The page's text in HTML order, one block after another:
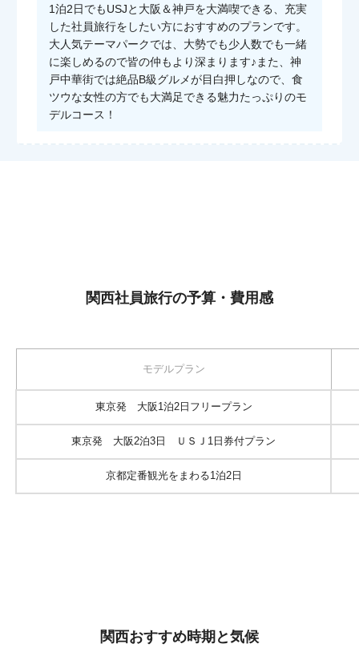
1泊2日でもUSJと大阪＆神戸を大満喫できる、充実
した社員旅行をしたい方におすすめのプランです。
大人気テーマパークでは、大勢でも少人数でも一緒
に楽しめるので皆の仲もより深まります♪また、神
戸中華街では絶品B級グルメが目白押しなので、食
ツウな女性の方でも大満足できる魅力たっぷりのモ
デルコース！
関西社員旅行の予算・費用感
モデルプラン
東京発 大阪1泊2日フリープラン
東京発 大阪2泊3日 ＵＳＪ1日券付プラン
京都定番観光をまわる1泊2日
関西おすすめ時期と気候